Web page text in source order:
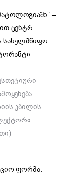
–
ცენტრ
სახელმწიფო
კბილის
ფორმა: